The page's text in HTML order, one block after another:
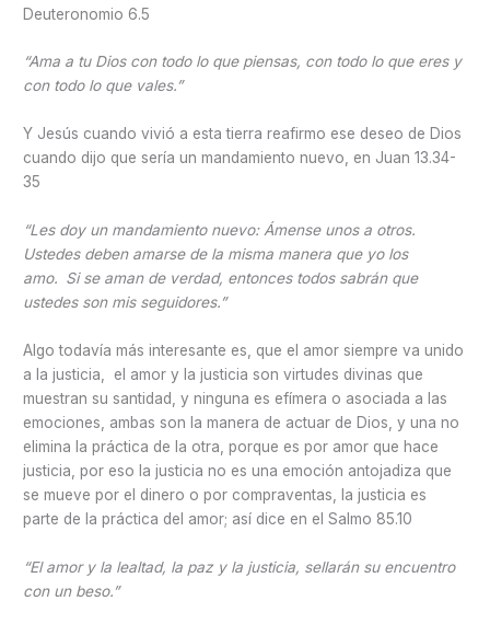
Deuteronomio 6.5
“Ama a tu Dios con todo lo que piensas, con todo lo que eres y
con todo lo que vales.”
Y Jesús cuando vivió a esta tierra reafirmo ese deseo de Dios
cuando dijo que sería un mandamiento nuevo, en Juan 13.34-
35
“Les doy un mandamiento nuevo: Ámense unos a otros.
Ustedes deben amarse de la misma manera que yo los
amo. Si se aman de verdad, entonces todos sabrán que
ustedes son mis seguidores.”
Algo todavía más interesante es, que el amor siempre va unido
a la justicia, el amor y la justicia son virtudes divinas que
muestran su santidad, y ninguna es efímera o asociada a las
emociones, ambas son la manera de actuar de Dios, y una no
elimina la práctica de la otra, porque es por amor que hace
justicia, por eso la justicia no es una emoción antojadiza que
se mueve por el dinero o por compraventas, la justicia es
parte de la práctica del amor; así dice en el Salmo 85.10
“El amor y la lealtad, la paz y la justicia, sellarán su encuentro
con un beso.”